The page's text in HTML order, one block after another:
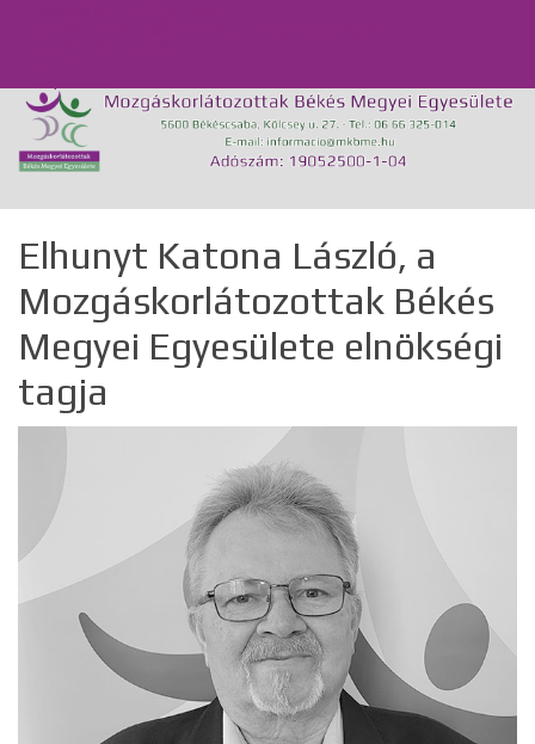
Elhunyt Katona László, a
Mozgáskorlátozottak Békés
Megyei Egyesülete elnökségi
tagja